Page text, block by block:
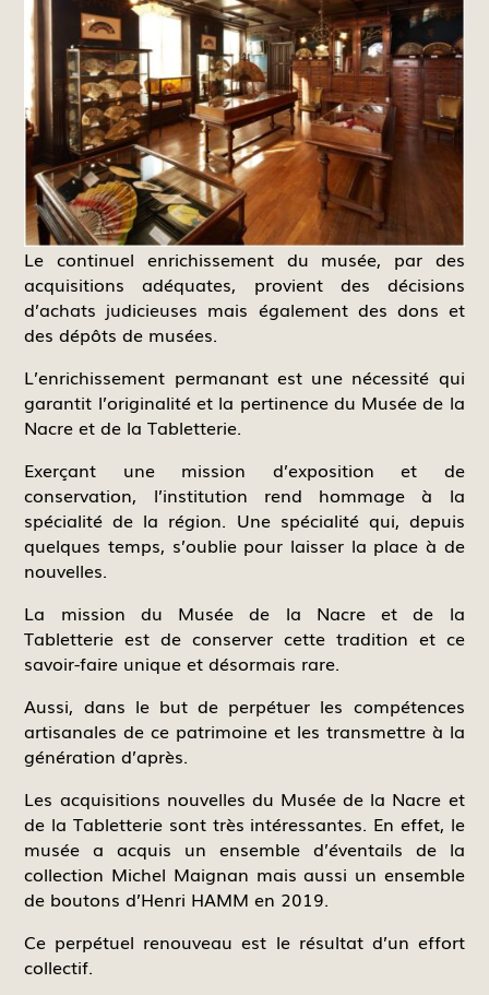
Le continuel enrichissement du musée, par des
acquisitions adéquates, provient des décisions
d’achats judicieuses mais également des dons et
des dépôts de musées.
L’enrichissement permanant est une nécessité qui
garantit l’originalité et la pertinence du Musée de la
Nacre et de la Tabletterie.
Exerçant une mission d’exposition et de
conservation, l’institution rend hommage à la
spécialité de la région. Une spécialité qui, depuis
quelques temps, s’oublie pour laisser la place à de
nouvelles.
La mission du Musée de la Nacre et de la
Tabletterie est de conserver cette tradition et ce
savoir-faire unique et désormais rare.
Aussi, dans le but de perpétuer les compétences
artisanales de ce patrimoine et les transmettre à la
génération d’après.
Les acquisitions nouvelles du Musée de la Nacre et
de la Tabletterie sont très intéressantes. En effet, le
musée a acquis un ensemble d’éventails de la
collection Michel Maignan mais aussi un ensemble
de boutons d’Henri HAMM en 2019.
Ce perpétuel renouveau est le résultat d’un effort
collectif.